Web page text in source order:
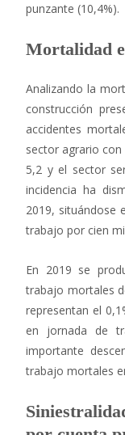
punzante (10,4%).
Mortalidad
Analizando la
construcción
accidentes
sector agrario
5,2 y el sector
incidencia ha
2019, situándose
trabajo por cien
En 2019 se
trabajo mortales
representan el
en jornada de
importante
trabajo mortales